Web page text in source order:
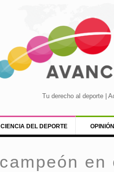
Tu derecho al deporte |
CIENCIA DEL DEPORTE OPINIÓN
en